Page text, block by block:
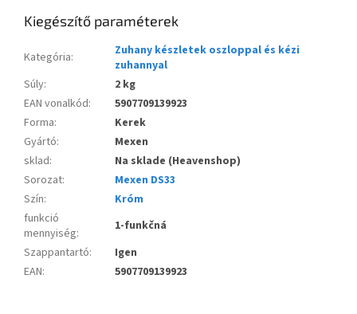
Kiegészítő paraméterek
Kategória:
Zuhany készletek oszloppal és kézi
zuhannyal
Súly:
2 kg
EAN vonalkód:
5907709139923
Forma:
Kerek
Gyártó:
Mexen
sklad:
Na sklade (Heavenshop)
Sorozat:
Mexen DS33
Szín:
Króm
funkció
mennyiség:
1-funkčná
Szappantartó:
Igen
EAN: 5907709139923